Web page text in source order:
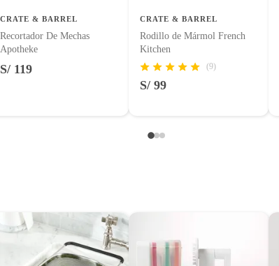
alimenticios, vitaminas.
CRATE & BARREL
Recortador De Mechas
Apotheke
S/ 119
CRATE & BARREL
Rodillo de Mármol French
Kitchen
(9)
S/ 99